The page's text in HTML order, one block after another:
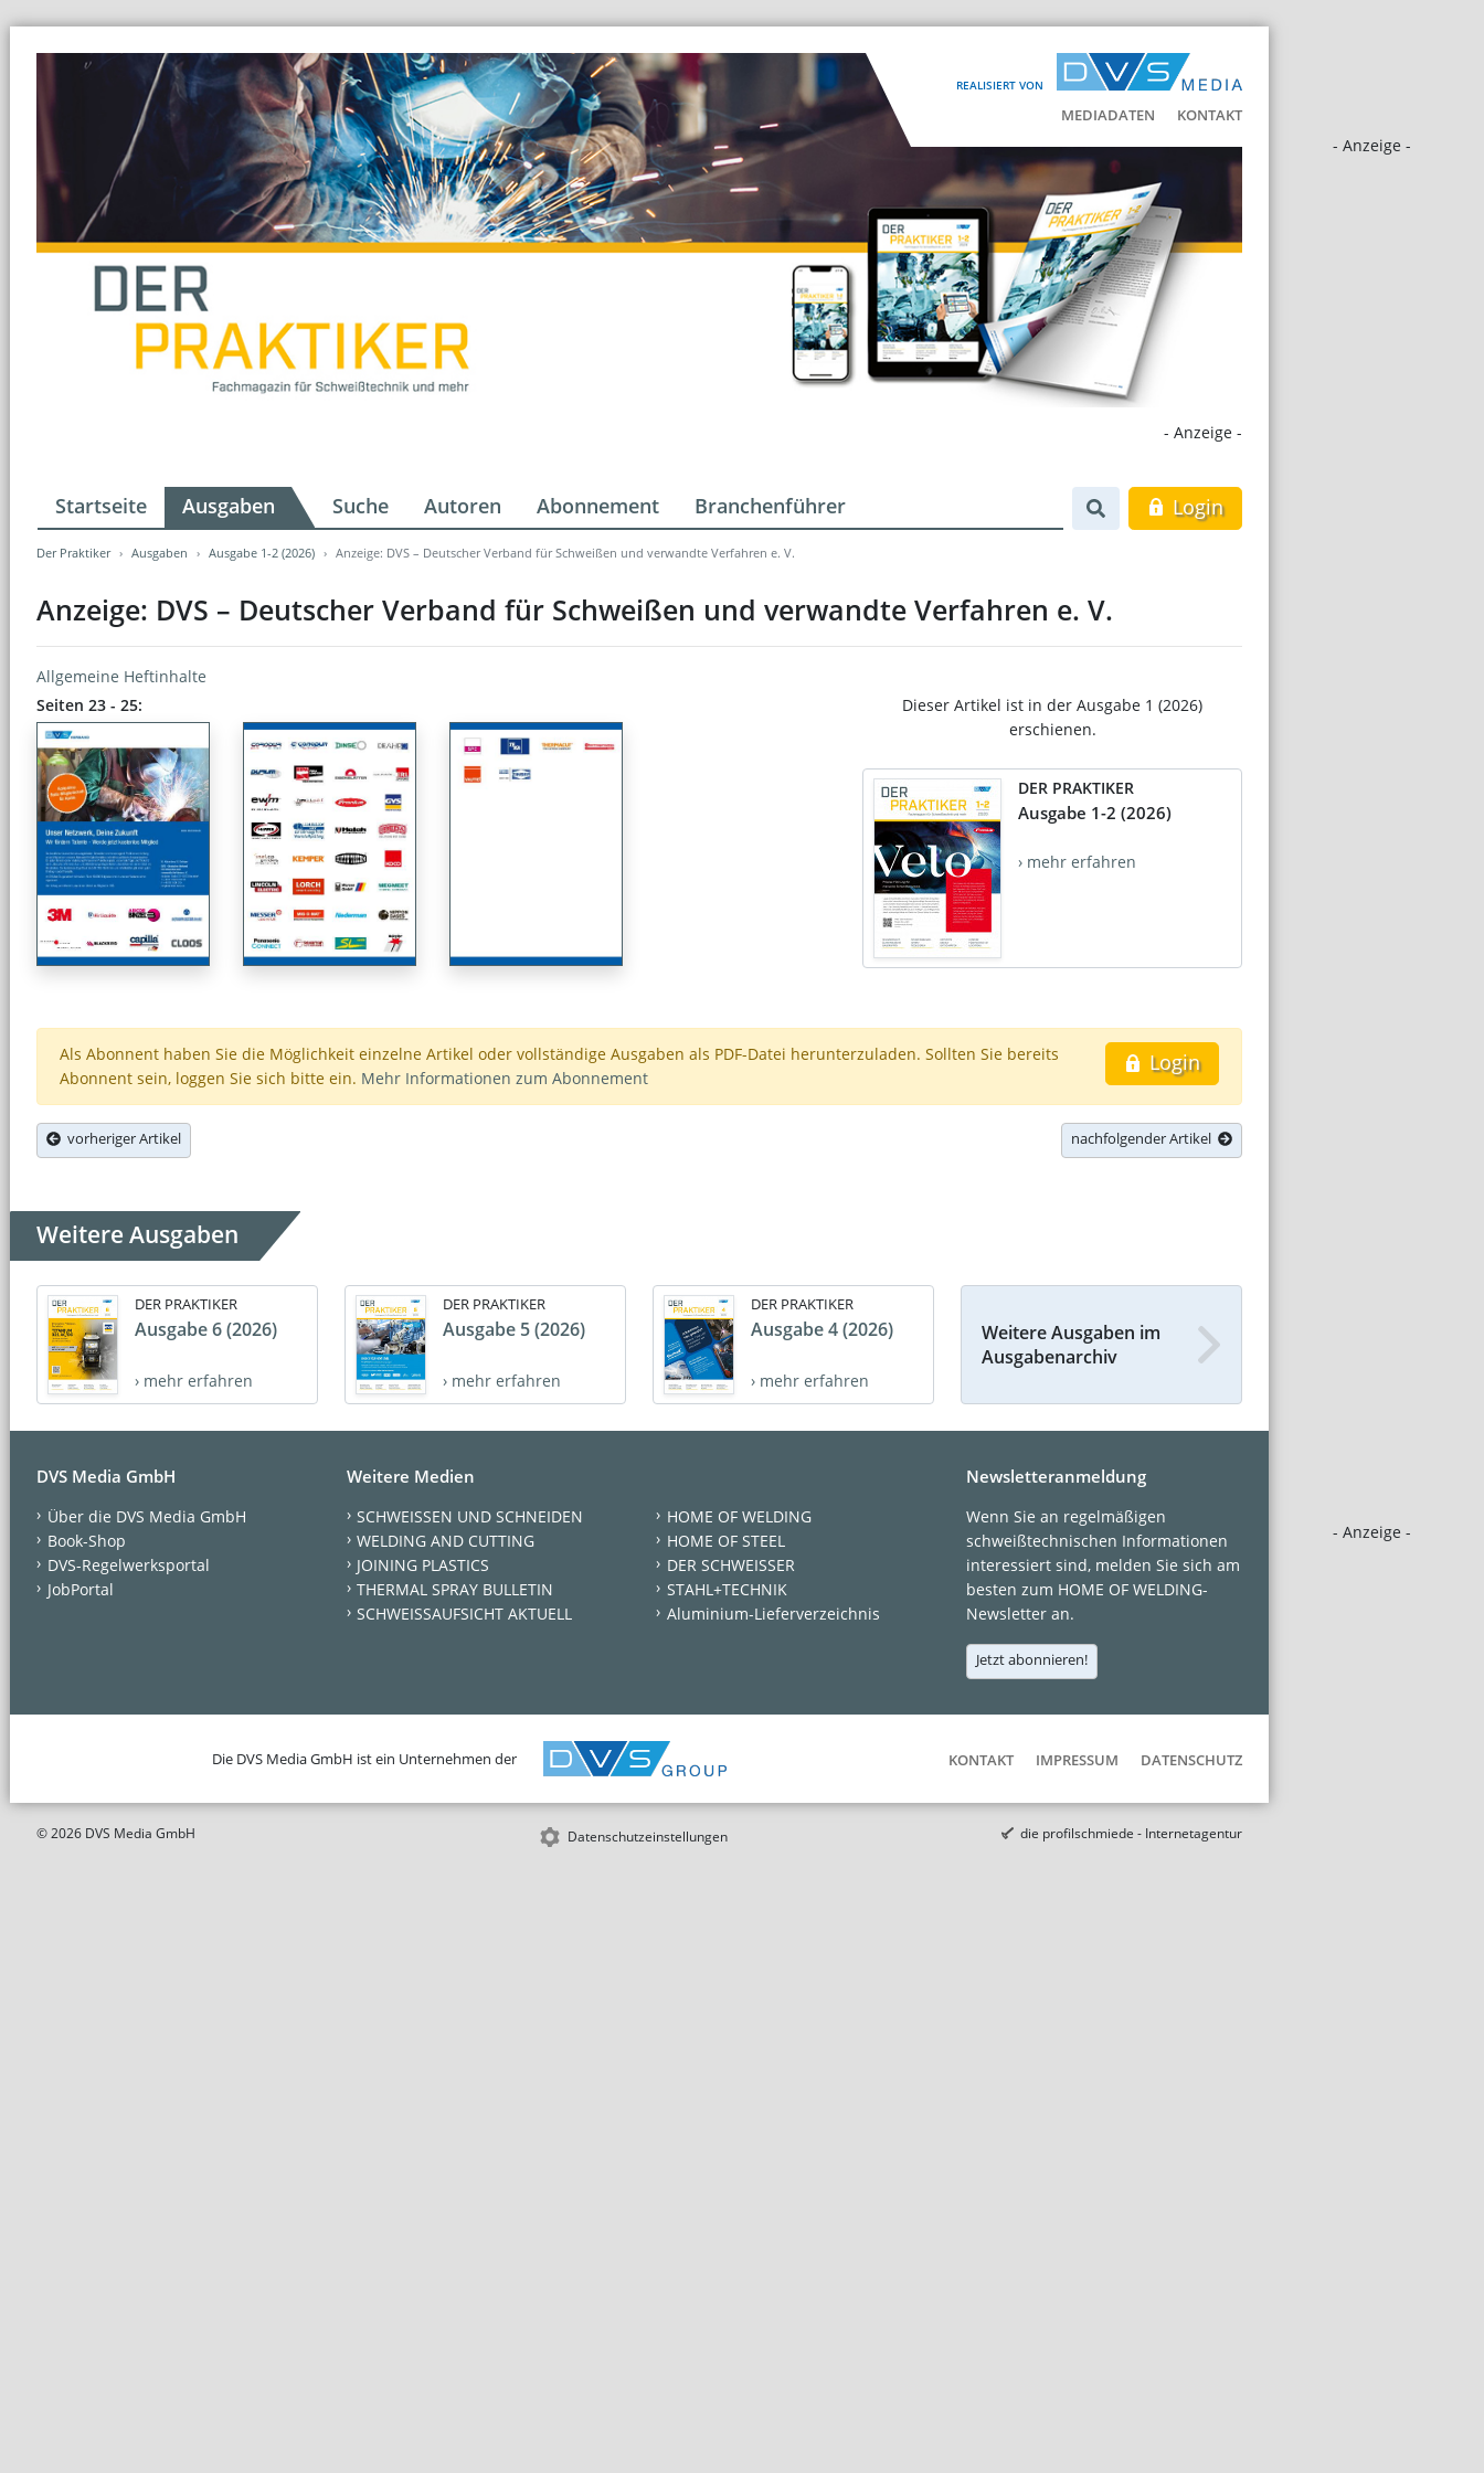
REALISIERT VON
MEDIADATEN KONTAKT
- Anzeige -
- Anzeige -
- Anzeige -
Startseite Ausgaben Suche Autoren Abonnement Branchenführer Login
Der Praktiker Ausgaben Ausgabe 1-2 (2026) Anzeige: DVS – Deutscher Verband für Schweißen und verwandte Verfahren e. V.
Anzeige: DVS – Deutscher Verband für Schweißen und verwandte Verfahren e. V.
Allgemeine Heftinhalte
Seiten 23 - 25:
Dieser Artikel ist in der Ausgabe 1 (2026)
erschienen.
DER PRAKTIKER
Ausgabe 1-2 (2026)
› mehr erfahren
Login
Als Abonnent haben Sie die Möglichkeit einzelne Artikel oder vollständige Ausgaben als PDF-Datei herunterzuladen. Sollten Sie bereits
Abonnent sein, loggen Sie sich bitte ein. Mehr Informationen zum Abonnement
vorheriger Artikel nachfolgender Artikel
Weitere Ausgaben
DER PRAKTIKER
Ausgabe 6 (2026)
› mehr erfahren
DER PRAKTIKER
Ausgabe 5 (2026)
› mehr erfahren
DER PRAKTIKER
Ausgabe 4 (2026)
› mehr erfahren
Weitere Ausgaben im
Ausgabenarchiv
DVS Media GmbH
Über die DVS Media GmbH
Book-Shop
DVS-Regelwerksportal
JobPortal
Weitere Medien
SCHWEISSEN UND SCHNEIDEN
WELDING AND CUTTING
JOINING PLASTICS
THERMAL SPRAY BULLETIN
SCHWEISSAUFSICHT AKTUELL
HOME OF WELDING
HOME OF STEEL
DER SCHWEISSER
STAHL+TECHNIK
Aluminium-Lieferverzeichnis
Newsletteranmeldung
Wenn Sie an regelmäßigen
schweißtechnischen Informationen
interessiert sind, melden Sie sich am
besten zum HOME OF WELDING-
Newsletter an.
Jetzt abonnieren!
Die DVS Media GmbH ist ein Unternehmen der KONTAKT IMPRESSUM DATENSCHUTZ
© 2026 DVS Media GmbH Datenschutzeinstellungen die profilschmiede - Internetagentur